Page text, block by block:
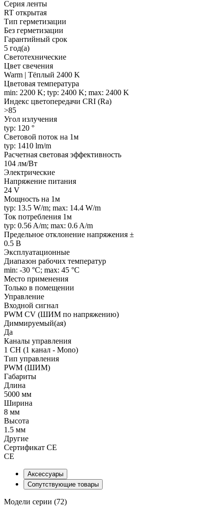
Серия ленты
RT открытая
Тип герметизации
Без герметизации
Гарантийный срок
5 год(а)
Светотехнические
Цвет свечения
Warm | Тёплый 2400 K
Цветовая температура
min: 2200 K; typ: 2400 K; max: 2400 K
Индекс цветопередачи CRI (Ra)
>85
Угол излучения
typ: 120 °
Световой поток на 1м
typ: 1410 lm/m
Расчетная световая эффективность
104 лм/Вт
Электрические
Напряжение питания
24 V
Мощность на 1м
typ: 13.5 W/m; max: 14.4 W/m
Ток потребления 1м
typ: 0.56 A/m; max: 0.6 A/m
Предельное отклонение напряжения ±
0.5 В
Эксплуатационные
Диапазон рабочих температур
min: -30 °C; max: 45 °C
Место применения
Только в помещении
Управление
Входной сигнал
PWM СV (ШИМ по напряжению)
Диммируемый(ая)
Да
Каналы управления
1 CH (1 канал - Mono)
Тип управления
PWM (ШИМ)
Габариты
Длина
5000 мм
Ширина
8 мм
Высота
1.5 мм
Другие
Сертификат CE
CE
Аксессуары
Сопутствующие товары
Модели серии (72)